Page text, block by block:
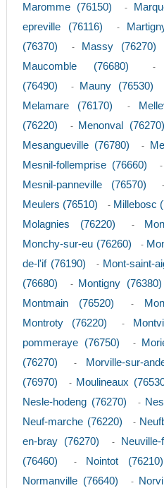
Maromme (76150) -
epreville (76116)
-
(76370)
- Massy (76270)
Maucomble (76680)
(76490)
- Mauny (76530)
Melamare (76170) -
(76220)
- Menonval (76270)
Mesangueville (76780) -
Mesnil-follemprise (76660) -
Mesnil-panneville (76570)
Meulers (76510) - Millebosc
Molagnies (76220) -
Monchy-sur-eu (76260) -
de-l'if (76190)
- Mont-saint-
(76680)
- Montigny (76380)
Montmain (76520) -
Montroty (76220) -
pommeraye (76750)
-
(76270)
- Morville-sur-
(76970)
- Moulineaux
Nesle-hodeng (76270) -
Neuf-marche (76220) -
en-bray (76270)
-
(76460)
- Nointot (76210)
Normanville (76640) -